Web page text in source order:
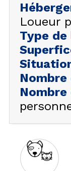
Loueur
Type
Nombre
Nombre